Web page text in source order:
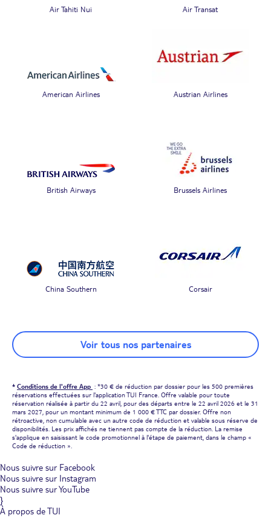
Air Tahiti Nui Air Transat
American Airlines Austrian Airlines
British Airways Brussels Airlines
China Southern Corsair
Voir tous nos partenaires
* Conditions de l'offre App : *30 € de réduction par dossier pour les 500 premières
réservations effectuées sur l'application TUI France. Offre valable pour toute
réservation réalisée à partir du 22 avril, pour des départs entre le 22 avril 2026 et le 31
mars 2027, pour un montant minimum de 1 000 € TTC par dossier. Offre non
rétroactive, non cumulable avec un autre code de réduction et valable sous réserve de
disponibilités. Les prix affichés ne tiennent pas compte de la réduction. La remise
s'applique en saisissant le code promotionnel à l'étape de paiement, dans le champ «
Code de réduction ».
Nous suivre sur Facebook
Nous suivre sur Instagram
Nous suivre sur YouTube
}
À propos de TUI